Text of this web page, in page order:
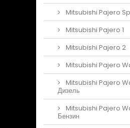
Mitsubishi Pajero
Mitsubishi Pajero 1
Mitsubishi Pajero 2
Mitsubishi Pajero
Mitsubishi Pajero
Дизель
Mitsubishi Pajero
Бензин